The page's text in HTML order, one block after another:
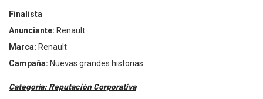
Finalista
Anunciante: Renault
Marca: Renault
Campaña: Nuevas grandes historias
Categoría: Reputación Corporativa